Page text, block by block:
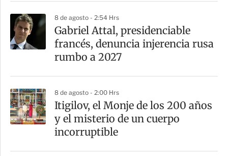
8 de agosto - 2:54 Hrs
Gabriel Attal, presidenciable
francés, denuncia injerencia rusa
rumbo a 2027
8 de agosto - 2:00 Hrs
Itigilov, el Monje de los 200 años
y el misterio de un cuerpo
incorruptible